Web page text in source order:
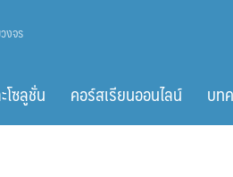
งจร
ซลูชั่น คอร์สเรียนออนไลน์ บท